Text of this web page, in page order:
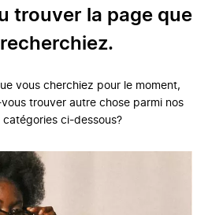
trouver la page que
vous cherchiez pour le moment,
trouver autre chose parmi nos
catégories ci-dessous?